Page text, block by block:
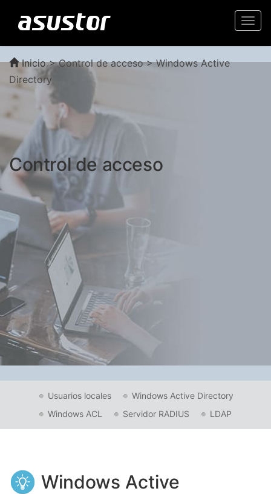
Inicio>Control de acceso > Windows Active
Directory
Control de acceso
Usuarios locales
Windows Active Directory
Windows ACL
Servidor RADIUS LDAP
Windows Active